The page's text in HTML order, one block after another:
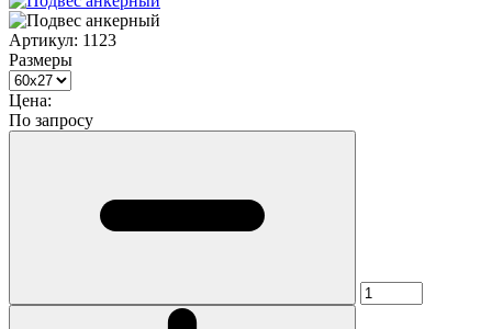
Артикул: 1123
Размеры
Цена:
По запросу